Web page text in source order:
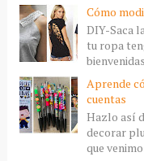
Cómo
DIY-Saca
tu ropa
Aprende
cuentas
Hazlo así
decorar
que